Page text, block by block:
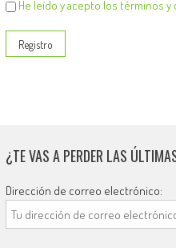
He leído y acepto los términos
¿TE VAS A PERDER LAS
Dirección de correo electrónico: